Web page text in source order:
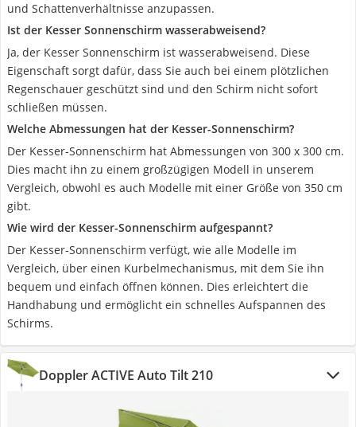
und Schattenverhältnisse anzupassen.
Ist der Kesser Sonnenschirm wasserabweisend?
Ja, der Kesser Sonnenschirm ist wasserabweisend. Diese
Eigenschaft sorgt dafür, dass Sie auch bei einem plötzlichen
Regenschauer geschützt sind und den Schirm nicht sofort
schließen müssen.
Welche Abmessungen hat der Kesser-Sonnenschirm?
Der Kesser-Sonnenschirm hat Abmessungen von 300 x 300 cm.
Dies macht ihn zu einem großzügigen Modell in unserem
Vergleich, obwohl es auch Modelle mit einer Größe von 350 cm
gibt.
Wie wird der Kesser-Sonnenschirm aufgespannt?
Der Kesser-Sonnenschirm verfügt, wie alle Modelle im
Vergleich, über einen Kurbelmechanismus, mit dem Sie ihn
bequem und einfach öffnen können. Dies erleichtert die
Handhabung und ermöglicht ein schnelles Aufspannen des
Schirms.
Doppler ACTIVE Auto Tilt 210